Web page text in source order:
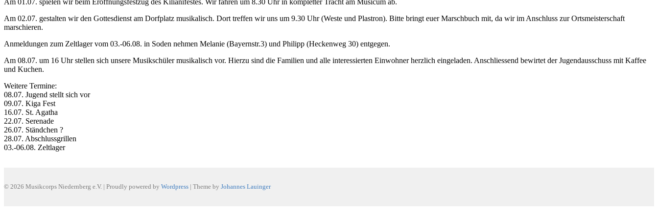
Am 01.07. spielen wir beim Eröffnungsfestzug des Kilianifestes. Wir fahren um 8.30 Uhr in kompletter Tracht am Musicum ab.
Am 02.07. gestalten wir den Gottesdienst am Dorfplatz musikalisch. Dort treffen wir uns um 9.30 Uhr (Weste und Plastron). Bitte bringt euer Marschbuch mit, da wir im Anschluss zur Ortsmeisterschaft
marschieren.
Anmeldungen zum Zeltlager vom 03.-06.08. in Soden nehmen Melanie (Bayernstr.3) und Philipp (Heckenweg 30) entgegen.
Am 08.07. um 16 Uhr stellen sich unsere Musikschüler musikalisch vor. Hierzu sind die Familien und alle interessierten Einwohner herzlich eingeladen. Anschliessend bewirtet der Jugendausschuss mit Kaffee
und Kuchen.
Weitere Termine:
08.07. Jugend stellt sich vor
09.07. Kiga Fest
16.07. St. Agatha
22.07. Serenade
26.07. Ständchen ?
28.07. Abschlussgrillen
03.-06.08. Zeltlager
© 2026 Musikcorps Niedernberg e.V. Proudly powered by Wordpress Theme by Johannes Lauinger